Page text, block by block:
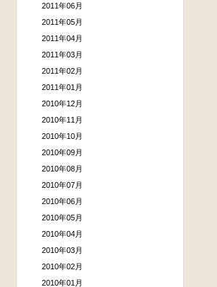
2011年06月
2011年05月
2011年04月
2011年03月
2011年02月
2011年01月
2010年12月
2010年11月
2010年10月
2010年09月
2010年08月
2010年07月
2010年06月
2010年05月
2010年04月
2010年03月
2010年02月
2010年01月